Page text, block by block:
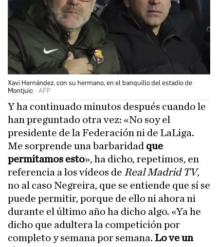
Xavi Hernández, con su hermano, en el banquillo del estadio de
Montjuic
AFP
Y ha continuado minutos después cuando le
han preguntado otra vez: «No soy el
presidente de la Federación ni de LaLiga.
Me sorprende una barbaridad que
permitamos esto», ha dicho, repetimos, en
referencia a los vídeos de Real Madrid TV,
no al caso Negreira, que se entiende que sí se
puede permitir, porque de ello ni ahora ni
durante el último año ha dicho algo. «Ya he
dicho que adultera la competición por
completo y semana por semana. Lo ve un